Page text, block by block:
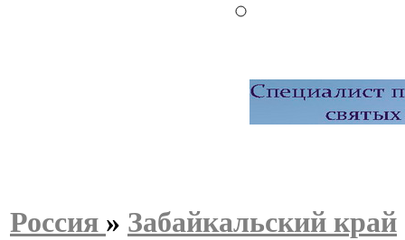
Россия » Забайкальский край